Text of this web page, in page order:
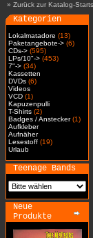
» Zurück zur Katalog-
Kategorien
Lokalmatadore (13)
Paketangebote-> (6)
CDs-> (595)
LPs/10"-> (453)
7"-> (34)
Kassetten
DVDs (6)
Videos
VCD (1)
Kapuzenpulli
T-Shirts (2)
Badges / Anstecker(1)
Aufkleber
Aufnäher
Lesestoff (19)
Urlaub
Teenage Bands
Neue
Produkte